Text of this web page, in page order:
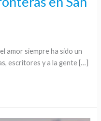
amor siempre ha sido un
escritores y a la gente […]